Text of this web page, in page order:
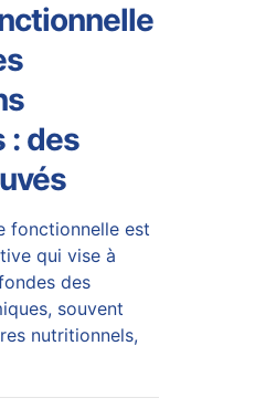
: des
fonctionnelle est
qui vise à
des
souvent
nutritionnels,